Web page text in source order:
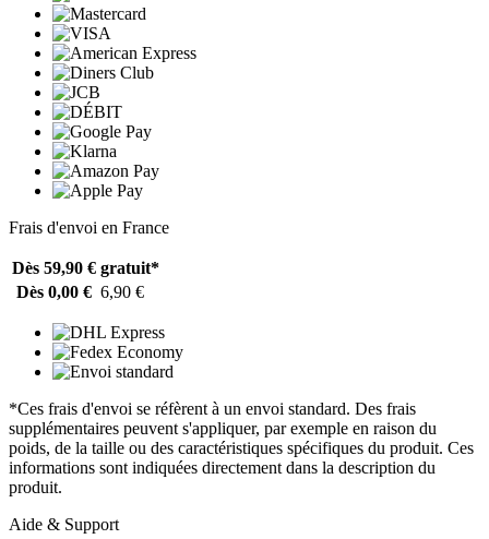
Frais d'envoi en France
Dès 59,90 € gratuit*
Dès 0,00 € 6,90 €
*Ces frais d'envoi se réfèrent à un envoi standard. Des frais
supplémentaires peuvent s'appliquer, par exemple en raison du
poids, de la taille ou des caractéristiques spécifiques du produit. Ces
informations sont indiquées directement dans la description du
produit.
Aide & Support